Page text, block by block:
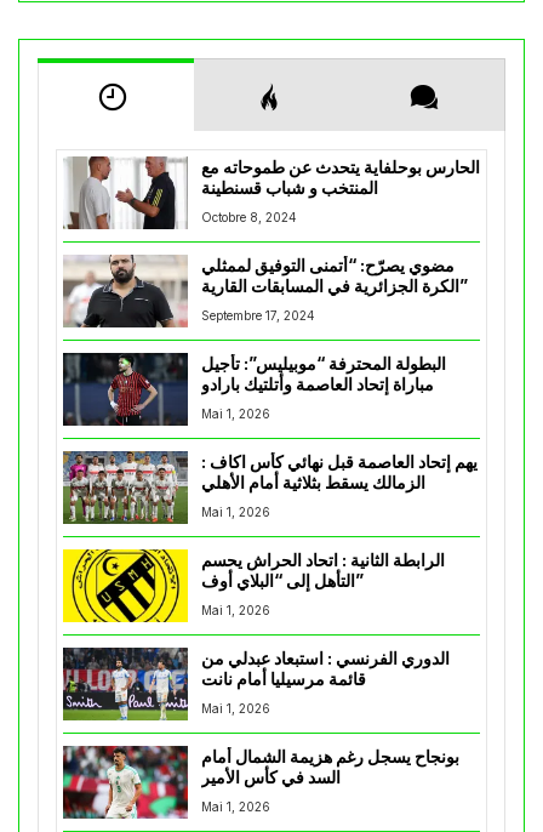
الحارس بوحلفاية يتحدث عن طموحاته مع
المنتخب و شباب قسنطينة
Octobre 8, 2024
مضوي يصرّح: “أتمنى التوفيق لممثلي
الكرة الجزائرية في المسابقات القارية”
Septembre 17, 2024
البطولة المحترفة “موبيليس”: تأجيل
مباراة إتحاد العاصمة وأتلتيك بارادو
Mai 1, 2026
يهم إتحاد العاصمة قبل نهائي كأس اكاف :
Mai 1, 2026
الرابطة الثانية : اتحاد الحراش يحسم
التأهل إلى “البلاي أوف”
Mai 1, 2026
الدوري الفرنسي : استبعاد عبدلي من
قائمة مرسيليا أمام نانت
Mai 1, 2026
بونجاح يسجل رغم هزيمة الشمال أمام
السد في كأس الأمير
Mai 1, 2026